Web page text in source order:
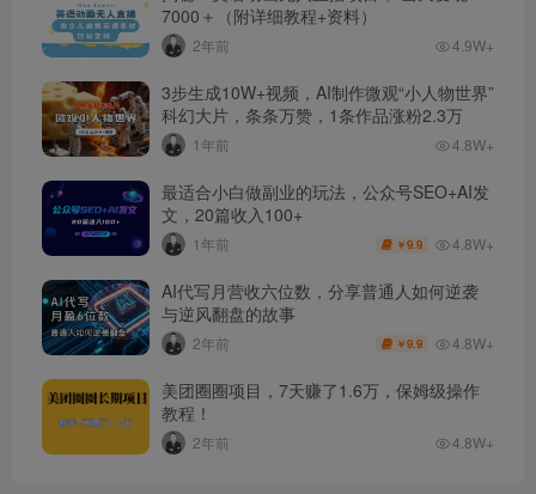
7000＋（附详细教程+资料）
2年前 4.9W+
3步生成10W+视频，AI制作微观“小人物世界”
科幻大片，条条万赞，1条作品涨粉2.3万
1年前 4.8W+
最适合小白做副业的玩法，公众号SEO+AI发
文，20篇收入100+
1年前 ￥9.9 4.8W+
AI代写月营收六位数，分享普通人如何逆袭
与逆风翻盘的故事
2年前 ￥9.9 4.8W+
美团圈圈项目，7天赚了1.6万，保姆级操作
教程！
2年前 4.8W+